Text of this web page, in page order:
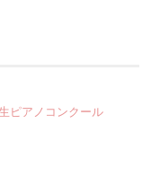
ピアノコンクール